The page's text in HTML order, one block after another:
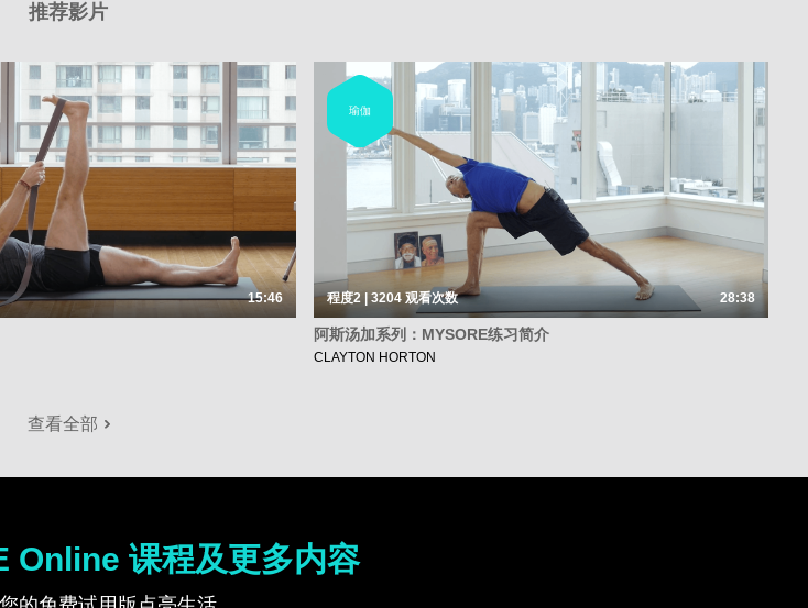
推荐影片
15:46
瑜伽
程度2 | 3204观看次数 28:38
阿斯汤加系列：MYSORE练习简介
CLAYTON HORTON
查看全部
Online 课程及更多内容